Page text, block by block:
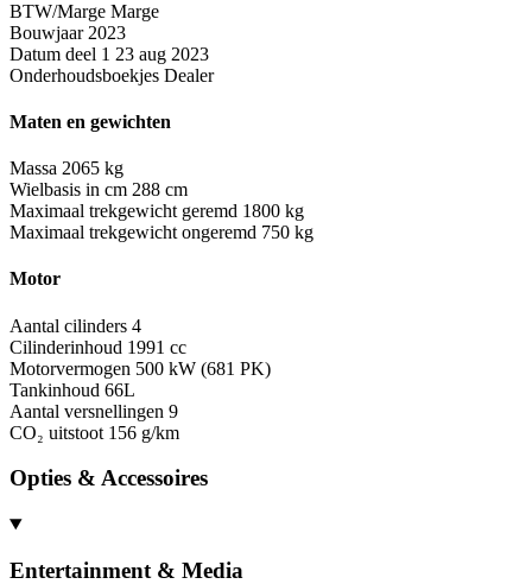
BTW/Marge Marge
Bouwjaar 2023
Datum deel 1 23 aug 2023
Onderhoudsboekjes Dealer
Maten en gewichten
Massa 2065 kg
Wielbasis in cm 288 cm
Maximaal trekgewicht geremd 1800 kg
Maximaal trekgewicht ongeremd 750 kg
Motor
Aantal cilinders 4
Cilinderinhoud 1991 cc
Motorvermogen 500 kW (681 PK)
Tankinhoud 66L
Aantal versnellingen 9
CO₂ uitstoot 156 g/km
Opties & Accessoires
Entertainment & Media